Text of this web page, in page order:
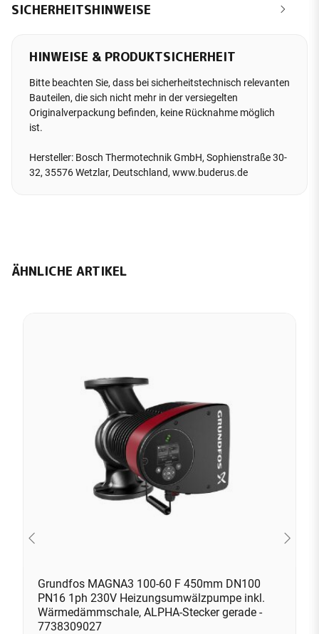
SICHERHEITSHINWEISE
HINWEISE & PRODUKTSICHERHEIT
Bitte beachten Sie, dass bei sicherheitstechnisch relevanten
Bauteilen, die sich nicht mehr in der versiegelten
Originalverpackung befinden, keine Rücknahme möglich
ist.
Hersteller: Bosch Thermotechnik GmbH, Sophienstraße 30-
32, 35576 Wetzlar, Deutschland, www.buderus.de
ÄHNLICHE ARTIKEL
Grundfos MAGNA3 100-60 F 450mm DN100
PN16 1ph 230V Heizungsumwälzpumpe inkl.
Wärmedämmschale, ALPHA-Stecker gerade -
7738309027